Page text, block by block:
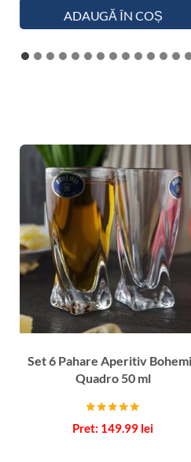
ADAUGĂ ÎN COȘ
Set 6 Pahare Aperitiv
Quadro 50 ml
Evaluat la
5.00
149.99 lei